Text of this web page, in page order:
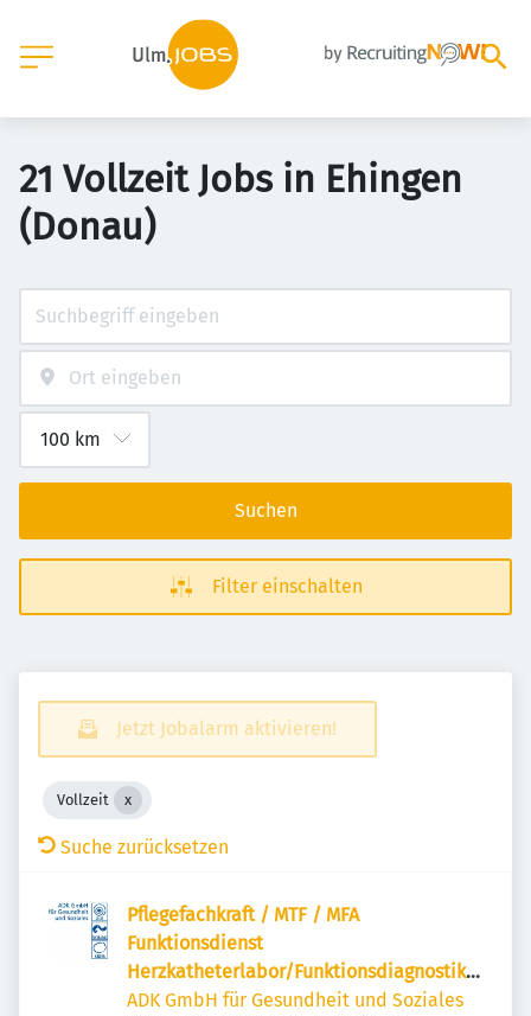
21 Vollzeit Jobs in Ehingen
(Donau)
Suchen
Filter einschalten
Jetzt Jobalarm aktivieren!
Vollzeit
Suche zurücksetzen
Pflegefachkraft / MTF / MFA
Funktionsdienst
Herzkatheterlabor/Funktionsdiagnostik -
Ehingen (m/w/d)
ADK GmbH für Gesundheit und Soziales